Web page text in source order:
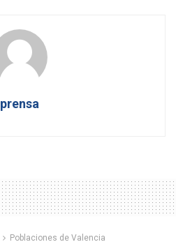
prensa
Poblaciones de Valencia